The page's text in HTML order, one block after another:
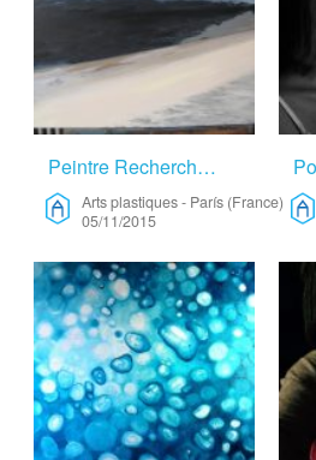
Peintre Recherche Lieu De Création – Arts Plastiques
Arts plastiques- París (France)
05/11/2015